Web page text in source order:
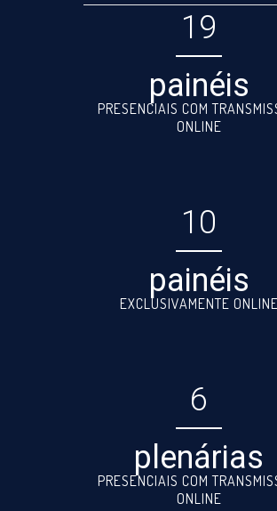
19
painéis
PRESENCIAIS COM
ONLINE
10
painéis
EXCLUSIVAMENTE ONLINE
6
plenárias
PRESENCIAIS COM
ONLINE